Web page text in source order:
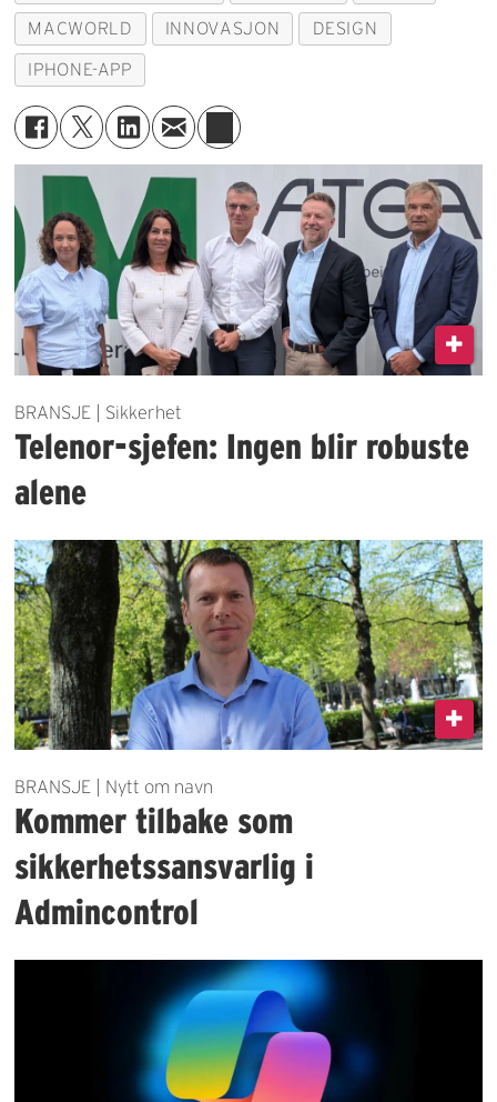
MACWORLD INNOVASJON DESIGN
IPHONE-APP
BRANSJE | Sikkerhet
Telenor-sjefen: Ingen blir robuste
alene
BRANSJE | Nytt om navn
Kommer tilbake som
sikkerhetssansvarlig i
Admincontrol